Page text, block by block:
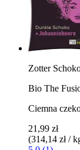
Zotter
Bio The
Ciemna
21,99 zł
(314,14 zł /